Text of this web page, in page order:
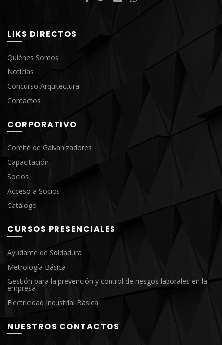
LIKS DIRECTOS
Quiénes Somos
Noticias
Concurso Arquitectura
Contactos
CORPORATIVO
Comité de Galvanizadores
Capacitación
Socios
Acceso a Socios
Catálogo
CURSOS PRESENCIALES
Ayudante de Soldadura
Metrología Básica
Gestión para la prevención y control de riesgos laborales en la
empresa
Electricidad Industrial Básica
NUESTROS CONTACTOS